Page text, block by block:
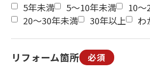
5年未満 5～10年未満
10～
20～30年未満
30年以上 わ
リフォーム箇所 必須